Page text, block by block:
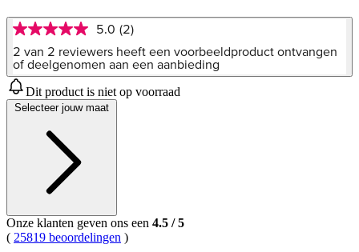
5.0
van
5
sterren,
gemiddelde
scorewaarde.
Read
Reviews.
Dezelfde
paginalink.
5.0 (2)
2 van 2 reviewers heeft een voorbeeldproduct ontvangen
of deelgenomen aan een aanbieding
Dit product is niet op voorraad
Selecteer jouw maat
Onze klanten geven ons een 4.5 /5
( 25819 beoordelingen )